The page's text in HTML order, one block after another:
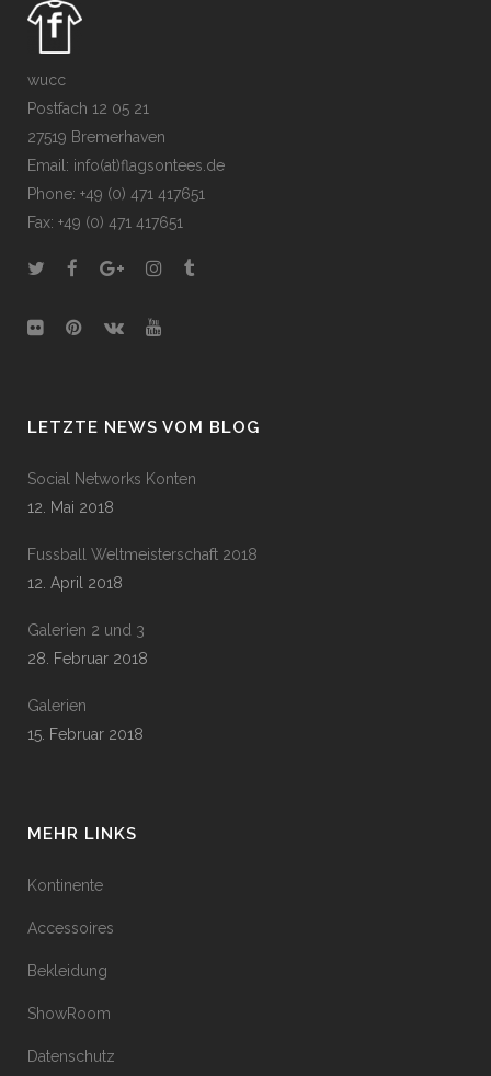
wucc
Postfach 12 05 21
27519 Bremerhaven
Email: info(at)flagsontees.de
Phone: +49 (0) 471 417651
Fax: +49 (0) 471 417651
LETZTE NEWS VOM BLOG
Social Networks Konten
12. Mai 2018
Fussball Weltmeisterschaft 2018
12. April 2018
Galerien 2 und 3
28. Februar 2018
Galerien
15. Februar 2018
MEHR LINKS
Kontinente
Accessoires
Bekleidung
ShowRoom
Datenschutz